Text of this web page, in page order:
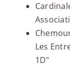
Les
1D"